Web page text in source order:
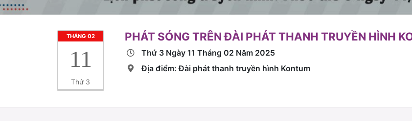
THÁNG 02
11
Thứ 3
PHÁT SÓNG TRÊN ĐÀI PHÁT THANH TRUYỀN HÌNH
Thứ 3 Ngày 11 Tháng 02 Năm 2025
Địa điểm: Đài phát thanh truyền hình Kontum